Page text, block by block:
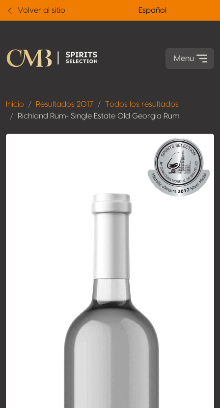
Volver al sitio Español
Menu
Inicio Resultados 2017
Todos los resultados
Richland Rum- Single Estate Old Georgia Rum